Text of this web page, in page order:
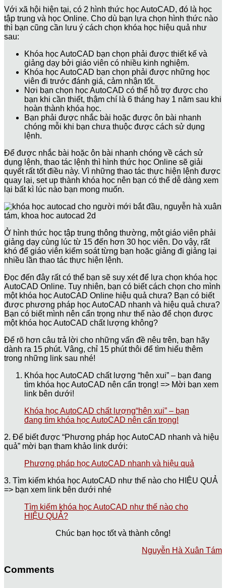
Với xã hội hiện tại, có 2 hình thức học AutoCAD, đó là học
tập trung và học Online. Cho dù bạn lựa chọn hình thức nào
thì bạn cũng cần lưu ý cách chọn khóa học hiệu quả như
sau:
Khóa học AutoCAD bạn chọn phải được thiết kế và
giảng dạy bởi giáo viên có nhiều kinh nghiệm.
Khóa học AutoCAD bạn chọn phải được những học
viên đi trước đánh giá, cảm nhận tốt.
Nơi bạn chọn học AutoCAD có thể hỗ trợ được cho
bạn khi cần thiết, thậm chí là 6 tháng hay 1 năm sau khi
hoàn thành khóa học.
Bạn phải được nhắc bài hoặc được ôn bài nhanh
chóng mỗi khi bạn chưa thuộc được cách sử dụng
lệnh.
Để được nhắc bài hoặc ôn bài nhanh chóng về cách sử
dụng lệnh, thao tác lệnh thì hình thức học Online sẽ giải
quyết rất tốt điều này. Vì những thao tác thực hiện lệnh được
quay lại, set up thành khóa học nên bạn có thể dễ dàng xem
lại bất kì lúc nào bạn mong muốn.
Ở hình thức học tập trung thông thường, một giáo viên phải
giảng dạy cùng lúc từ 15 đến hơn 30 học viên. Do vậy, rất
khó để giáo viên kiểm soát từng bạn hoặc giảng đi giảng lại
nhiều lần thao tác thực hiện lệnh.
Đọc đến đây rất có thể bạn sẽ suy xét để lựa chọn khóa học
AutoCAD Online. Tuy nhiên, bạn có biết cách chọn cho mình
một khóa học AutoCAD Online hiệu quả chưa? Bạn có biết
được phương pháp học AutoCAD nhanh và hiệu quả chưa?
Bạn có biết mình nên cẩn trọng như thế nào để chọn được
một khóa học AutoCAD chất lượng không?
Để rõ hơn câu trả lời cho những vấn đề nêu trên, bạn hãy
dành ra 15 phút. Vâng, chỉ 15 phút thôi để tìm hiểu thêm
trong những link sau nhé!
Khóa học AutoCAD chất lượng “hên xui” – bạn đang
tìm khóa học AutoCAD nên cẩn trọng! => Mời bạn xem
link bên dưới!
Khóa học AutoCAD chất lượng“hên xui” – bạn
đang tìm khóa học AutoCAD nên cẩn trọng!
2. Để biết được “Phương pháp học AutoCAD nhanh và hiệu
quả” mời bạn tham khảo link dưới:
Phương pháp học AutoCAD nhanh và hiệu quả
3. Tìm kiếm khóa học AutoCAD như thế nào cho HIỆU QUẢ
=> bạn xem link bên dưới nhé
Tìm kiếm khóa học AutoCAD như thế nào cho
HIỆU QUẢ?
Chúc bạn học tốt và thành công!
Nguyễn Hà Xuân Tám
Comments